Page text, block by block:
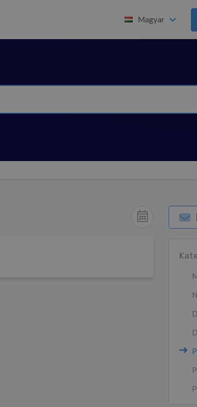
Magyar